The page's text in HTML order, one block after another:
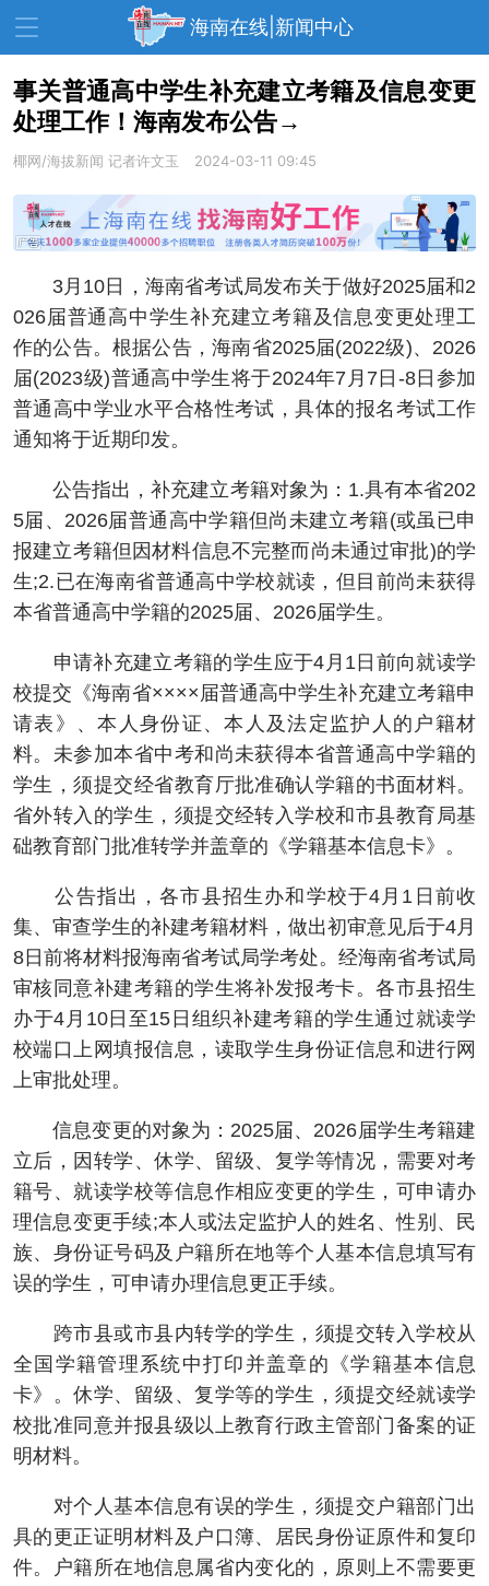
海南在线|新闻中心
资讯中心 热点 旅游
教育 健康 房产
生活 演出 活动
展会 走读海南 周末去哪儿
人才在线 天涯企服
事关普通高中学生补充建立考籍及信息变更
处理工作！海南发布公告→
椰网/海拔新闻 记者许文玉 2024-03-11 09:45
3月10日，海南省考试局发布关于做好2025届和2
026届普通高中学生补充建立考籍及信息变更处理工
作的公告。根据公告，海南省2025届(2022级)、2026
届(2023级)普通高中学生将于2024年7月7日-8日参加
普通高中学业水平合格性考试，具体的报名考试工作
通知将于近期印发。
公告指出，补充建立考籍对象为：1.具有本省202
5届、2026届普通高中学籍但尚未建立考籍(或虽已申
报建立考籍但因材料信息不完整而尚未通过审批)的学
生;2.已在海南省普通高中学校就读，但目前尚未获得
本省普通高中学籍的2025届、2026届学生。
申请补充建立考籍的学生应于4月1日前向就读学
校提交《海南省××××届普通高中学生补充建立考籍申
请表》、本人身份证、本人及法定监护人的户籍材
料。未参加本省中考和尚未获得本省普通高中学籍的
学生，须提交经省教育厅批准确认学籍的书面材料。
省外转入的学生，须提交经转入学校和市县教育局基
础教育部门批准转学并盖章的《学籍基本信息卡》。
公告指出，各市县招生办和学校于4月1日前收
集、审查学生的补建考籍材料，做出初审意见后于4月
8日前将材料报海南省考试局学考处。经海南省考试局
审核同意补建考籍的学生将补发报考卡。各市县招生
办于4月10日至15日组织补建考籍的学生通过就读学
校端口上网填报信息，读取学生身份证信息和进行网
上审批处理。
信息变更的对象为：2025届、2026届学生考籍建
立后，因转学、休学、留级、复学等情况，需要对考
籍号、就读学校等信息作相应变更的学生，可申请办
理信息变更手续;本人或法定监护人的姓名、性别、民
族、身份证号码及户籍所在地等个人基本信息填写有
误的学生，可申请办理信息更正手续。
跨市县或市县内转学的学生，须提交转入学校从
全国学籍管理系统中打印并盖章的《学籍基本信息
卡》。休学、留级、复学等的学生，须提交经就读学
校批准同意并报县级以上教育行政主管部门备案的证
明材料。
对个人基本信息有误的学生，须提交户籍部门出
具的更正证明材料及户口簿、居民身份证原件和复印
件。户籍所在地信息属省内变化的，原则上不需要更